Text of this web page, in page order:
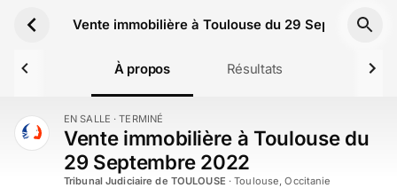
Vente immobilière à Toulouse du 29 Septembre
À propos Résultats
TERMINÉ EN SALLE · TERMINÉ
Vente immobilière à Toulouse du
29 Septembre 2022
Tribunal Judiciaire de TOULOUSE ·Toulouse, Occitanie